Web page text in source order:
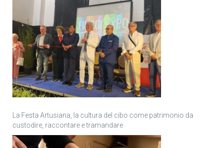
La Festa Artusiana, la cultura del cibo come patrimonio da
custodire, raccontare e tramandare